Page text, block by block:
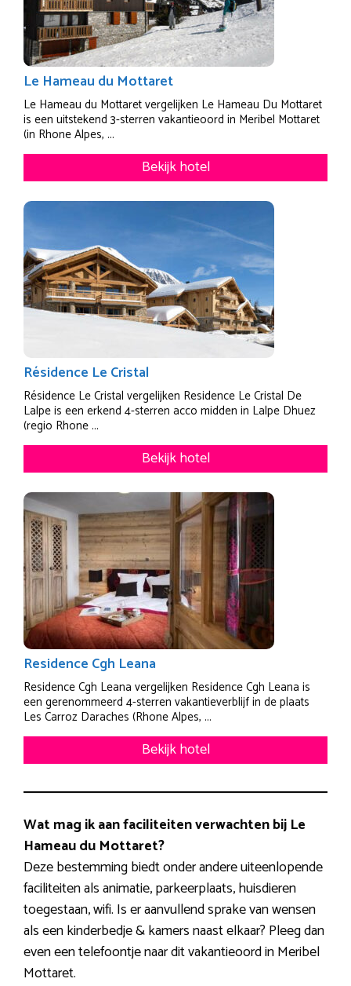
Le Hameau du Mottaret
Le Hameau du Mottaret vergelijken Le Hameau Du Mottaret
is een uitstekend 3-sterren vakantieoord in Meribel Mottaret
(in Rhone Alpes, ...
Bekijk hotel
Résidence Le Cristal
Résidence Le Cristal vergelijken Residence Le Cristal De
Lalpe is een erkend 4-sterren acco midden in Lalpe Dhuez
(regio Rhone ...
Bekijk hotel
Residence Cgh Leana
Residence Cgh Leana vergelijken Residence Cgh Leana is
een gerenommeerd 4-sterren vakantieverblijf in de plaats
Les Carroz Daraches (Rhone Alpes, ...
Bekijk hotel
Wat mag ik aan faciliteiten verwachten bij Le
Hameau du Mottaret?
Deze bestemming biedt onder andere uiteenlopende
faciliteiten als animatie, parkeerplaats, huisdieren
toegestaan, wifi. Is er aanvullend sprake van wensen
als een kinderbedje & kamers naast elkaar? Pleeg dan
even een telefoontje naar dit vakantieoord in Meribel
Mottaret.